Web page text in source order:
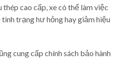
cao cấp, xe có thể làm việc
trạng hư hỏng hay giảm hiệu
cung cấp chính sách bảo hành